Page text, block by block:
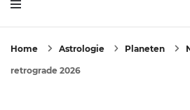
Home Astrologie Planeten
retrograde 2026